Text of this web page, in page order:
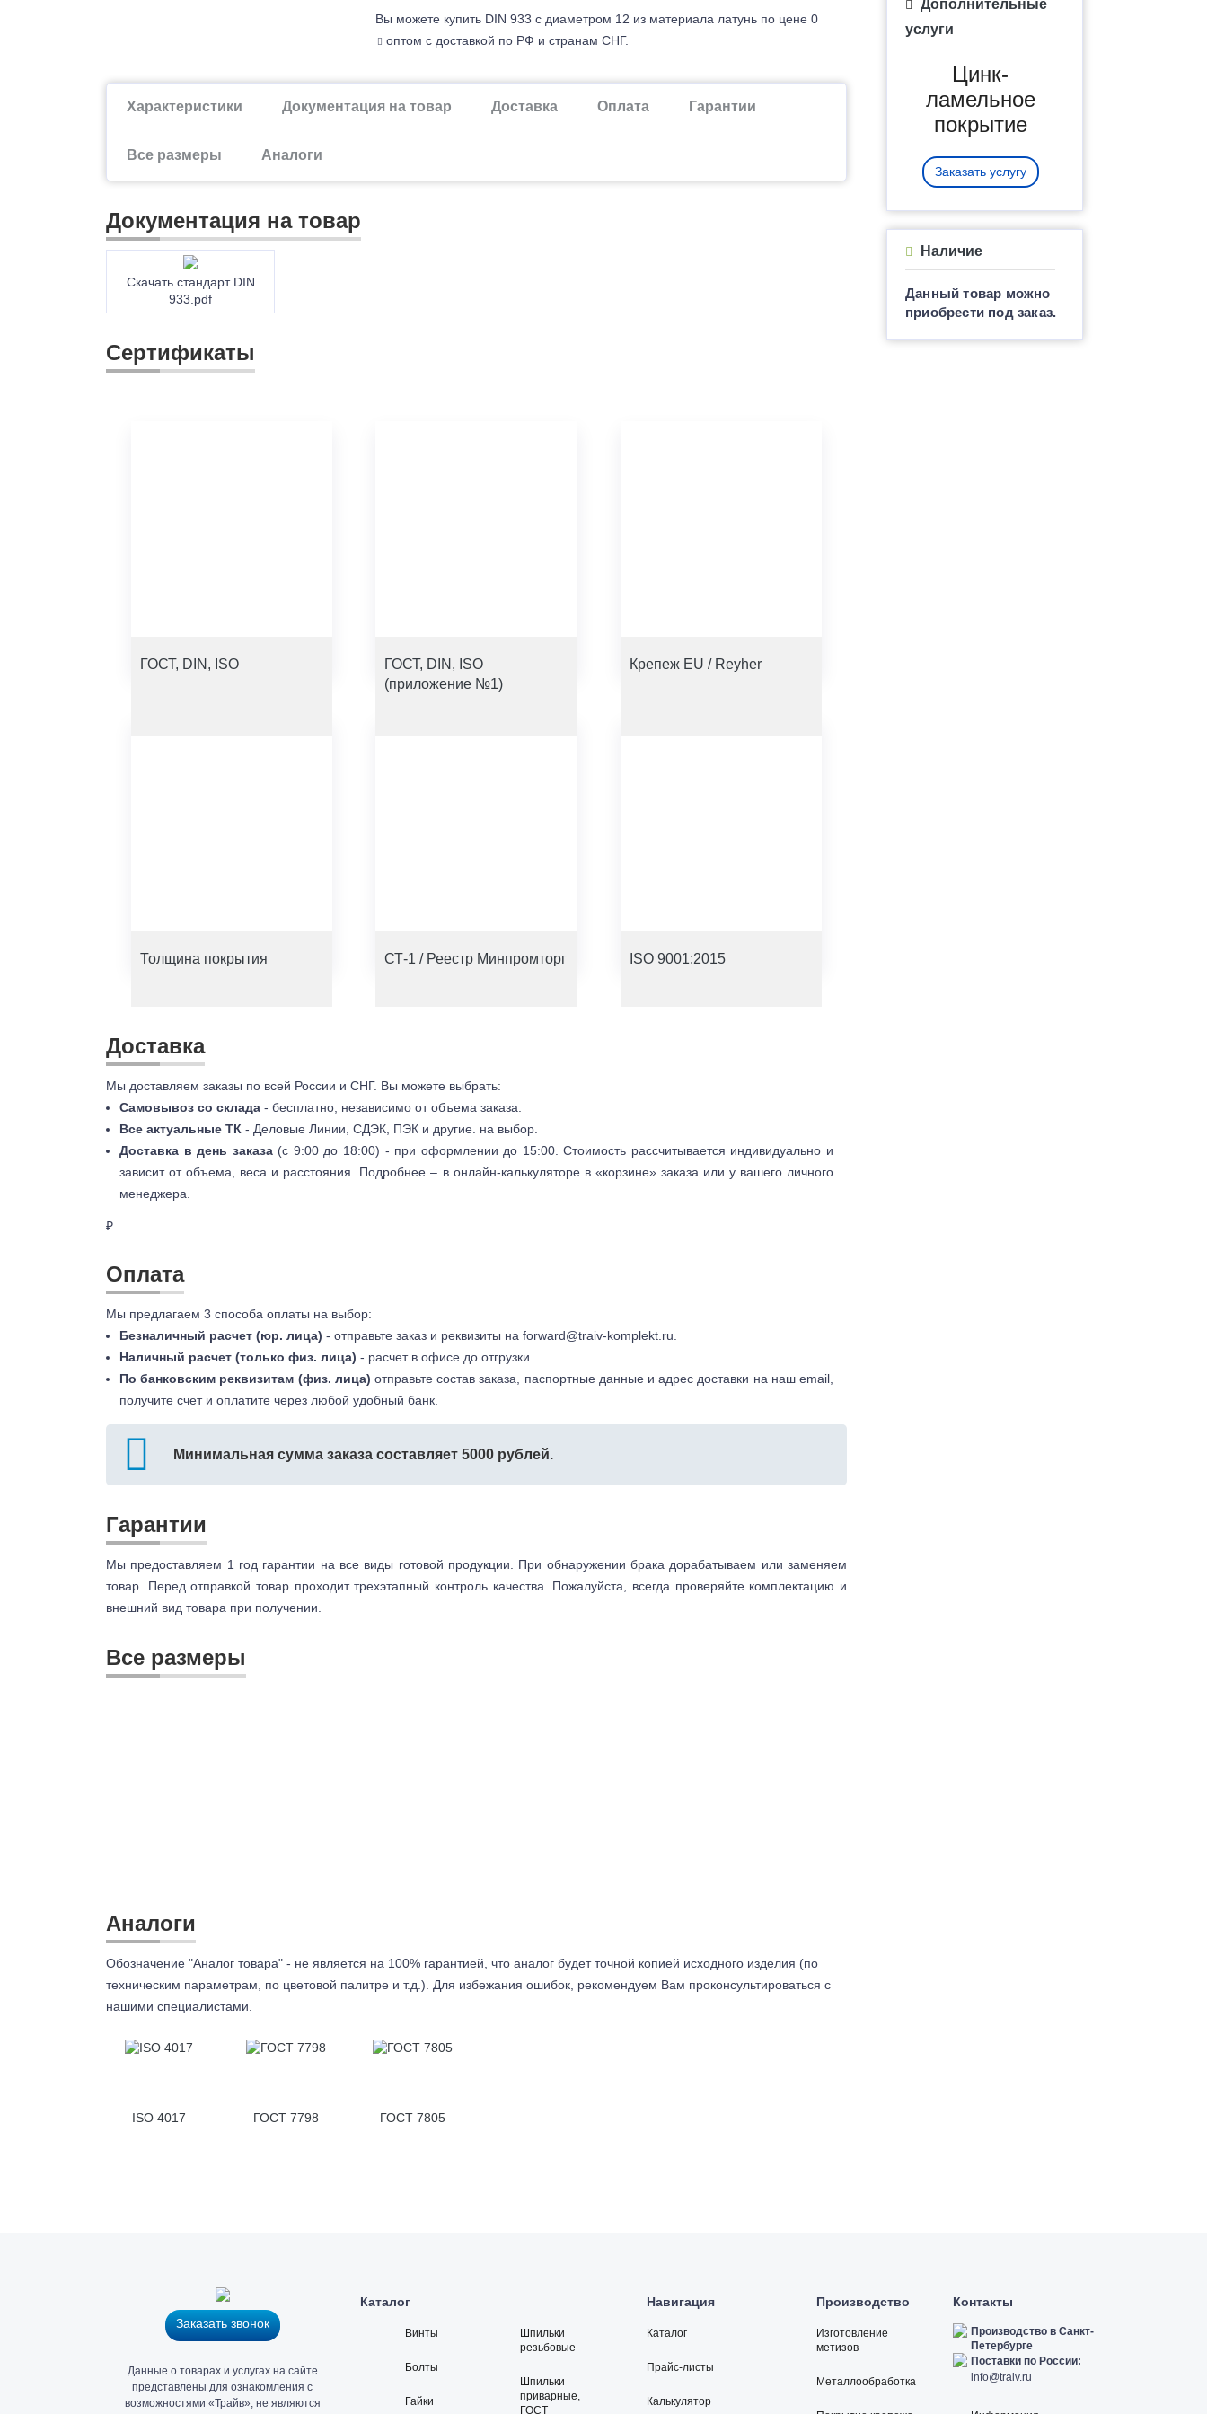
Вы можете купить DIN 933 с диаметром 12 из материала латунь по цене 0
оптом с доставкой по РФ и странам СНГ.
Характеристики Документация на товар Доставка Оплата Гарантии
Все размеры Аналоги
Документация на товар
Скачать стандарт DIN
933.pdf
Сертификаты
ГОСТ, DIN, ISO
ГОСТ, DIN, ISO
(приложение №1)
Крепеж EU / Reyher
Толщина покрытия СТ-1 / Реестр Минпромторг ISO 9001:2015
Доставка
Мы доставляем заказы по всей России и СНГ. Вы можете выбрать:
Самовывоз со склада - бесплатно, независимо от объема заказа.
Все актуальные ТК - Деловые Линии, СДЭК, ПЭК и другие. на выбор.
Доставка в день заказа(с 9:00 до 18:00) - при оформлении до 15:00. Стоимость рассчитывается индивидуально и
зависит от объема, веса и расстояния. Подробнее – в онлайн-калькуляторе в «корзине» заказа или у вашего личного
менеджера.
₽
Оплата
Мы предлагаем 3 способа оплаты на выбор:
Безналичный расчет (юр. лица) - отправьте заказ и реквизиты на forward@traiv-komplekt.ru
Наличный расчет (только физ. лица) - расчет в офисе до отгрузки.
По банковским реквизитам (физ. лица) отправьте состав заказа, паспортные данные и адрес доставки на наш email,
получите счет и оплатите через любой удобный банк.
Минимальная сумма заказа составляет 5000 рублей.
Гарантии
Мы предоставляем 1 год гарантии на все виды готовой продукции. При обнаружении брака дорабатываем или заменяем
товар. Перед отправкой товар проходит трехэтапный контроль качества. Пожалуйста, всегда проверяйте комплектацию и
внешний вид товара при получении.
Все размеры
Аналоги
Обозначение "Аналог товара" - не является на 100% гарантией, что аналог будет точной копией исходного изделия (по
техническим параметрам, по цветовой палитре и т.д.). Для избежания ошибок, рекомендуем Вам проконсультироваться с
нашими специалистами.
ISO 4017 ГОСТ 7798 ГОСТ 7805
Дополнительные
услуги
Цинк-
ламельное
покрытие
Заказать услугу
Наличие
Данный товар можно
приобрести под заказ.
Заказать звонок
Данные о товарах и услугах на сайте
представлены для ознакомления с
возможностями «Трайв», не являются
Каталог
Винты
Болты
Гайки
Шпильки
резьбовые
Шпильки
приварные,
ГОСТ
Навигация
Каталог
Прайс-листы
Калькулятор
офис
и
Производство
Изготовление
метизов
Металлообработка
Контакты
Производство в Санкт-
Петербурге
Поставки по России:
info@traiv.ru